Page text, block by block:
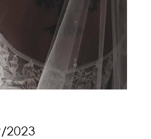
2023